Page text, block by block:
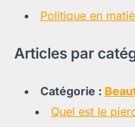
Politique en
Articles par
Catégorie :
Quel est le